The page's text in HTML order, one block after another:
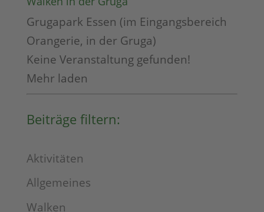
Grugapark Essen (im Eingangsbereich
Orangerie, in der Gruga)
Keine Veranstaltung gefunden!
Mehr laden
Beiträge filtern:
Aktivitäten
Allgemeines
Walken